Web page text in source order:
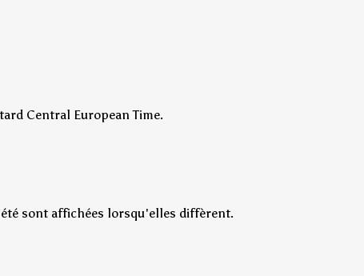
Central European Time.
sont affichées lorsqu'elles diffèrent.